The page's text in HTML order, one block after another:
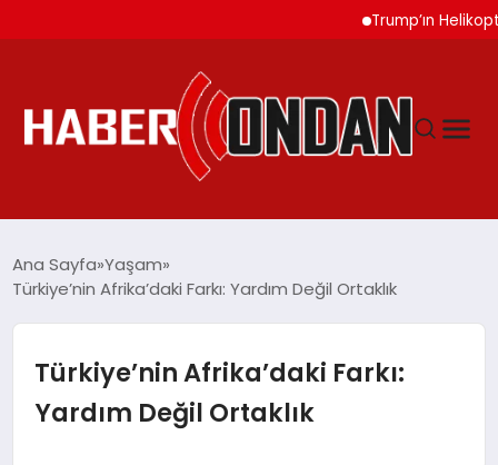
Trump’ın Helikopteri
DÜNYA
Ana Sayfa Yaşam
Türkiye’nin Afrika’daki Farkı: Yardım Değil Ortaklık
Türkiye’nin Afrika’daki Farkı:
Yardım Değil Ortaklık